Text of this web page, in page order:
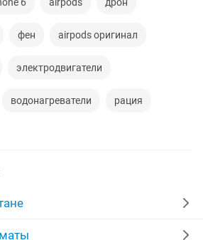
фен airpods оригинал
электродвигатели
водонагреватели рация
холодильника
водонагреватель ariston
контроллер